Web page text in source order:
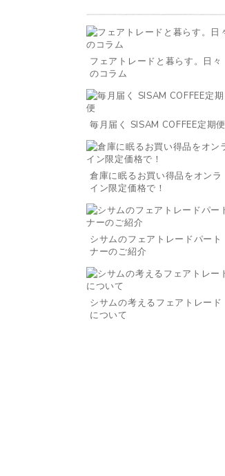
フェアトレードと暮らす。日々
のコラム
毎月届く SISAM COFFEE定期便
倉庫に眠るお買い得品をオンラ
イン限定価格で！
シサムのフェアトレードパート
ナーのご紹介
シサムの考えるフェアトレード
について